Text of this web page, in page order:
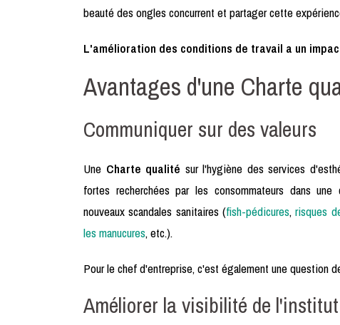
beauté des ongles concurrent et partager cette
L'amélioration des conditions de travail a un
Avantages d'une Charte
Communiquer sur des valeurs
Une Charte qualité sur l'hygiène des services
fortes recherchées par les consommateurs dans
nouveaux scandales sanitaires (fish-pédicures,risques
les manucures, etc.).
Pour le chef d'entreprise, c'est également une question
Améliorer la visibilité de